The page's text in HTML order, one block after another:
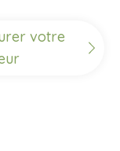
votre